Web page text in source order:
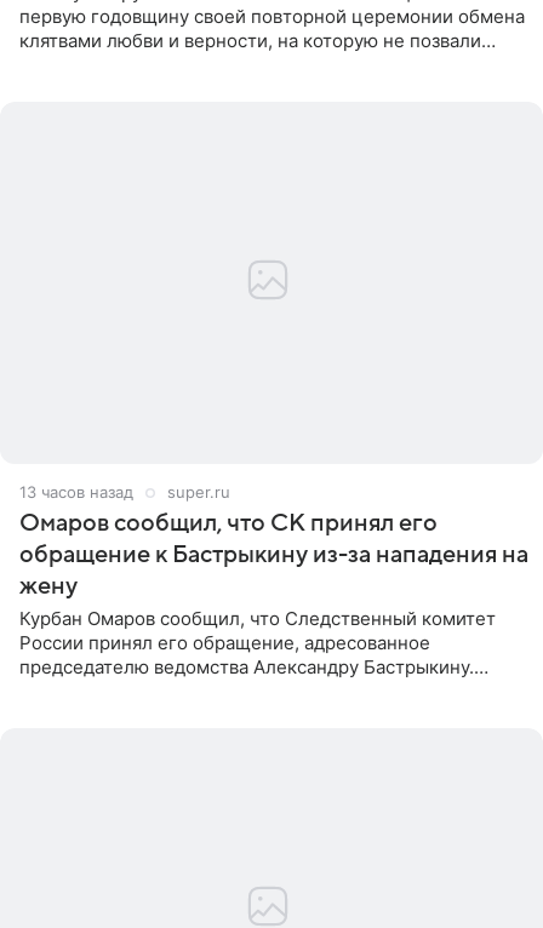
первую годовщину своей повторной церемонии обмена
клятвами любви и верности, на которую не позвали
13 часов назад super.ru
Омаров сообщил, что СК принял его
обращение к Бастрыкину из-за нападения на
жену
Курбан Омаров сообщил, что Следственный комитет
России принял его обращение, адресованное
председателю ведомства Александру Бастрыкину.